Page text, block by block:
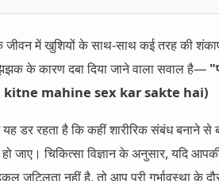
के जीवन में खुशियों के साथ-साथ कई तरह की
के कारण दबा दिया जाने वाला सवाल है—
kitne mahine sex kar sakte hai)
यह डर रहता है कि कहीं शारीरिक संबंध बनाने
चिकित्सा विज्ञान के अनुसार, यदि
जटिलता नहीं है, तो आप पूरी गर्भावस्था के